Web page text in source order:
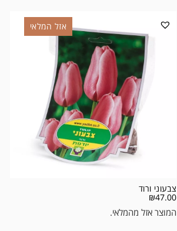
אזל המלאי
צבעוני ורוד
₪47.00
המוצר אזל מהמלאי.